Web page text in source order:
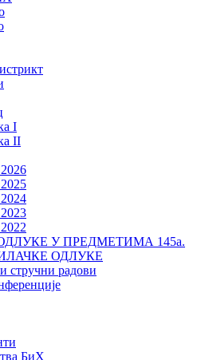
I
II
У ПРЕДМЕТИМА 145а.
ОДЛУКЕ
стручни радови
БиХ